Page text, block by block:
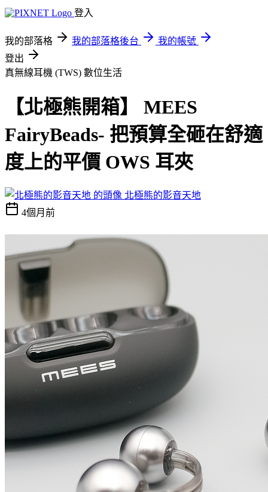
登入
我的部落格 我的部落格後台
我的帳號
登出
真無線耳機 (TWS) 數位生活
【北極熊開箱】 MEES
FairyBeads- 把預算全砸在舒適
度上的平價 OWS 耳夾
北極熊的影音天地
4個月前